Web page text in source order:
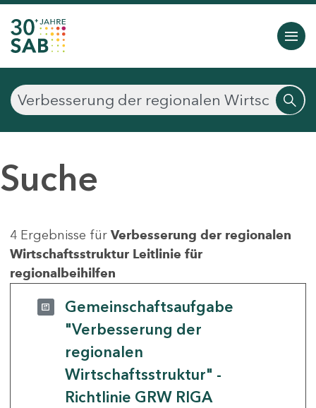
Suche
4 Ergebnisse für Verbesserung der regionalen
Wirtschaftsstruktur Leitlinie für
regionalbeihilfen
Gemeinschaftsaufgabe
"Verbesserung der
regionalen
Wirtschaftsstruktur" -
Richtlinie GRW RIGA